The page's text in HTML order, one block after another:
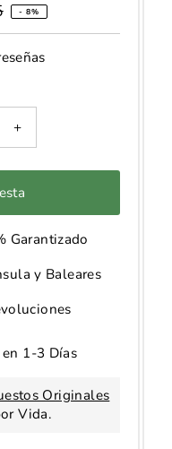
- 8%
+
Garantizado
y Baleares
1-3 Días
Originales
Vida.